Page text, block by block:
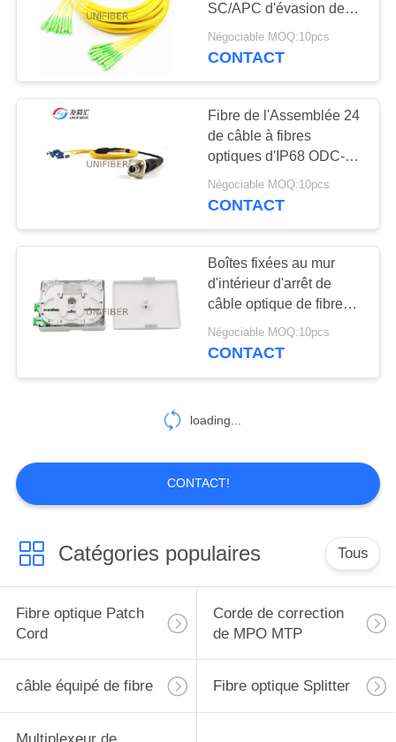
SC/APC d'évasion de
fibre de noyau avec le
tube de traction
Négociable MOQ:10pcs
CONTACT
Fibre de l'Assemblée 24
de câble à fibres
optiques d'IP68 ODC-
MPO Ftta Cpri
Négociable MOQ:10pcs
CONTACT
Boîtes fixées au mur
d'intérieur d'arrêt de
câble optique de fibre
avec des connecteurs
de SC/LC
Négociable MOQ:10pcs
CONTACT
loading...
CONTACT!
Catégories populaires Tous
Fibre optique Patch
Cord
Corde de correction
de MPO MTP
câble équipé de fibre Fibre optique Splitter